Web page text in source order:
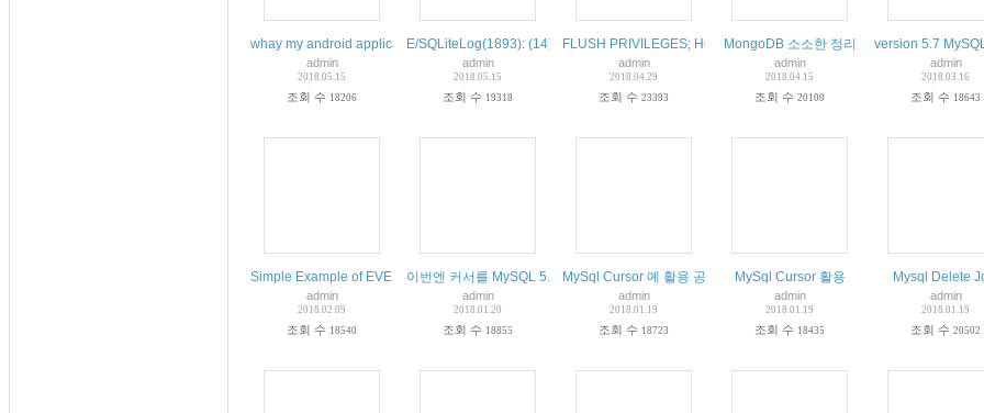
whay my android applicatin give this error
admin
2018.05.15
조회 수 18206
E/SQLiteLog(1893): (14) cannot open file at line 30176 of [00bb9c9ce4]
admin
2018.05.15
조회 수 19318
FLUSH PRIVILEGES; How To Create a New User and Grant
admin
2018.04.29
조회 수 23393
MongoDB 소소한 정리
admin
2018.04.15
조회 수 20100
version 5.7
admin
2018.03.16
조회 수 18643
Simple Example of EVENT Scheduler In MySQL
admin
2018.02.09
조회 수 18540
이번엔 커서를 MySQL 5.X - FUNCTION,PROCEDURE 만들기예제
admin
2018.01.20
조회 수 18855
MySql Cursor 예 활용 공부 실제 연습
admin
2018.01.19
조회 수 18723
MySql Cursor 활용
admin
2018.01.19
조회 수 18435
Mysql Delete
admin
2018.01.19
조회 수 20502